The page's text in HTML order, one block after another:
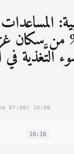
1% من سكان
في
10:08
(07:08 in your timezone)
10:16